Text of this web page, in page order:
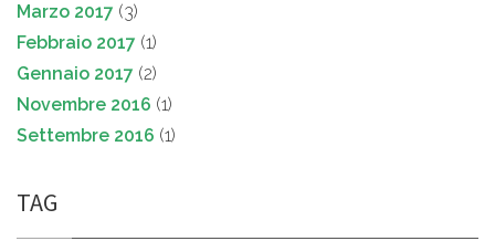
Marzo 2017 (3)
Febbraio 2017 (1)
Gennaio 2017 (2)
Novembre 2016 (1)
Settembre 2016 (1)
TAG